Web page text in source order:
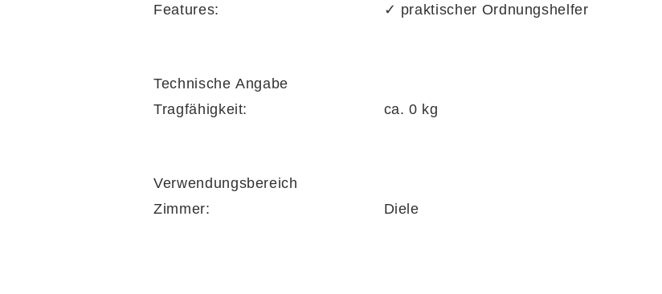
Features:
✓ praktischer Ordnungshelfer
Technische Angabe
Tragfähigkeit:
ca. 0 kg
Verwendungsbereich
Zimmer:
Diele